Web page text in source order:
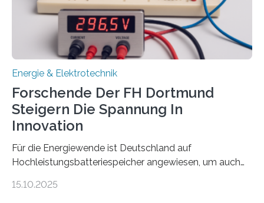
Mittelpunkt steht der direkte Wissenstransfer: Neue
wissenschaftliche Erkenntnisse sollen rasch in die
Energie & Elektrotechnik
Forschende Der FH Dortmund
Steigern Die Spannung In
Innovation
Für die Energiewende ist Deutschland auf
Hochleistungsbatteriespeicher angewiesen, um auch
Doch mit der immensen Zahl einzelner Batteriezellen,
15.10.2025